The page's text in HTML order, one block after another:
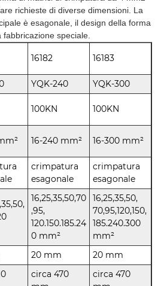
richieste di diverse dimensioni. La
è esagonale, il design della forma
speciale.
16182 16183
YQK-240
YQK-300
100KN 100KN
16-240 mm² 16-300 mm²
crimpatura
esagonale
crimpatura
esagonale
16,25,35,50,70
,95,
120.150.185.24
0 mm²
16,25,35,50,
70,95,120,150,
185.240.300
mm²
20 mm 20 mm
circa 470
circa 470